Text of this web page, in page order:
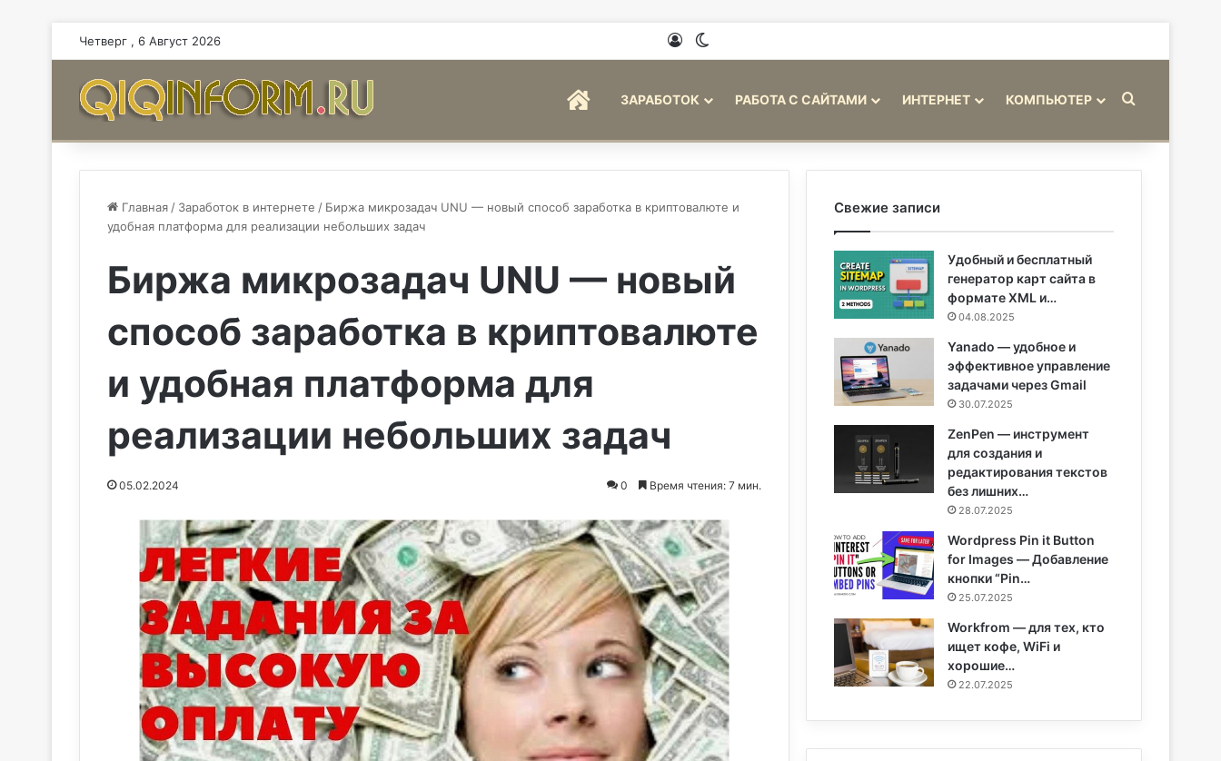
Четверг , 6 Август 2026 Войти
ГЛАВНАЯЗАРАБОТОК РАБОТА С САЙТАМИ ИНТЕРНЕТ КОМПЬЮТЕР
Главная / Заработок в интернете / Биржа микрозадач UNU — новый способ заработка в криптовалюте и
удобная платформа для реализации небольших задач
Биржа микрозадач UNU — новый
способ заработка в криптовалюте
и удобная платформа для
реализации небольших задач
05.02.2024 0 Время чтения: 7 мин.
Свежие записи
Удобный и бесплатный
генератор карт сайта в
формате XML и…
04.08.2025
Yanado — удобное и
эффективное управление
задачами через Gmail
30.07.2025
ZenPen — инструмент
для создания и
редактирования текстов
без лишних…
28.07.2025
Wordpress Pin it Button
for Images — Добавление
кнопки “Pin…
25.07.2025
Workfrom — для тех, кто
ищет кофе, WiFi и
хорошие…
22.07.2025